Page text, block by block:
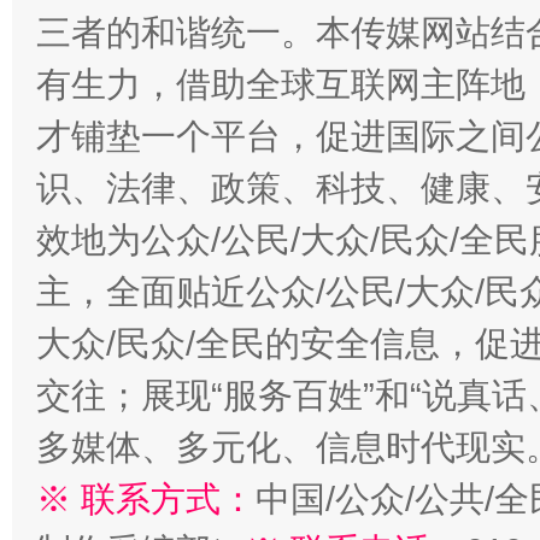
三者的和谐统一。本传媒网站
有生力，借助全球互联网主阵
才铺垫一个平台，促进国际之
识、法律、政策、科技、健康
效地为公众/公民/大众/民众/全
主，全面贴近公众/公民/大众/民
大众/民众/全民的安全信息，促
交往；展现“服务百姓”和“说真
多媒体、多元化、信息时代现实
※ 联系方式： 中国/公众/公共/